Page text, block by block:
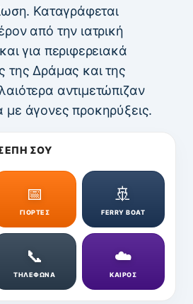
Καταγράφεται
από την ιατρική
για περιφερειακά
της Δράμας και της
αντιμετώπιζαν
άγονες προκηρύξεις.
ΣΟΥ
📅
ΓΙΟΡΤΕΣ
🚢
FERRY BOAT
📞
ΤΗΛΕΦΩΝΑ
☁️
ΚΑΙΡΟΣ